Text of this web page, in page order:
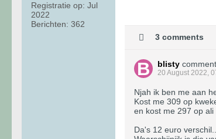
Registratie op: Jul
2022
Berichten: 362
3 comments
blisty
20 August 2022,
Njah ik ben me aan
Kost me 309 op
en kost me 297 op ali
Da's 12 euro verschil..